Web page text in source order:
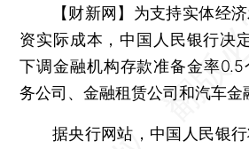
【财新网】 为支持实体经
资实际成本，中国人民银行决
下调金融机构存款准备金率
务公司、金融租赁公司和汽车金
据央行网站，中国人民银行